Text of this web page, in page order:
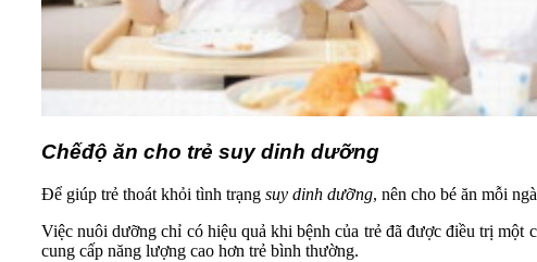
Chếđộ ăn cho trẻ suy dinh dưỡng
Để giúp trẻ thoát khỏi tình trạng suy dinh dưỡng, nên cho bé ăn mỗi
Việc nuôi dưỡng chỉ có hiệu quả khi bệnh của trẻ đã được điều trị một
cung cấp năng lượng cao hơn trẻ bình thường.